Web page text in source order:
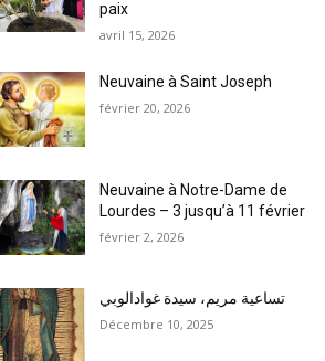
paix
avril 15, 2026
Neuvaine à Saint Joseph
février 20, 2026
Neuvaine à Notre-Dame de
Lourdes – 3 jusqu’à 11 février
février 2, 2026
تساعية مريم، سيدة غوادالوبي
Décembre 10, 2025